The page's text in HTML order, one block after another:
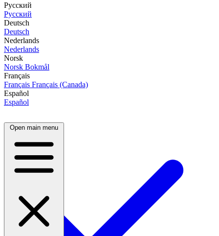
Русский
Русский
Deutsch
Deutsch
Nederlands
Nederlands
Norsk
Norsk Bokmål
Français
Français Français (Canada)
Español
Español
Open main menu